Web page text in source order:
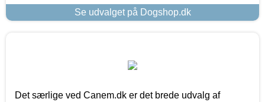
Se udvalget på Dogshop.dk
Det særlige ved Canem.dk er det brede udvalg af